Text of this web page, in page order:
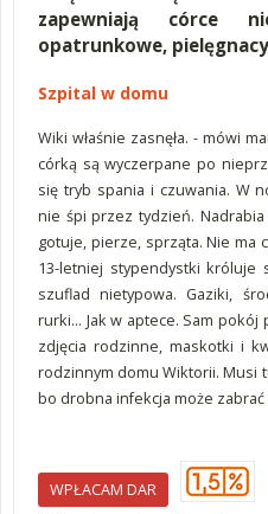
zapewniają córce
opatrunkowe,
Szpital w domu
Wiki właśnie zasnęła. - mówi
córką są wyczerpane po
się tryb spania i czuwania. W
nie śpi przez tydzień.
gotuje, pierze, sprząta. Nie ma
13-letniej stypendystki króluje
szuflad nietypowa. Gaziki,
rurki… Jak w aptece. Sam pokój
zdjęcia rodzinne, maskotki i
rodzinnym domu Wiktorii. Musi
bo drobna infekcja może zabrać
WPŁACAM DAR